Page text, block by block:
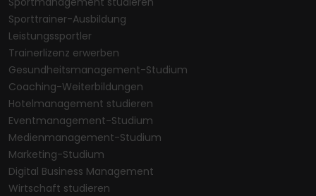
Sporttrainer-Ausbildung
Leistungssportler
Trainerlizenz erwerben
Gesundheitsmanagement-Studium
Coaching-Weiterbildungen
Hotelmanagement studieren
Eventmanagement-Studium
Medienmanagement-Studium
Marketing-Studium
Digital Business Management
Wirtschaft studieren